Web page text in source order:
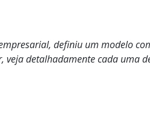
definiu um modelo
veja detalhadamente cada uma